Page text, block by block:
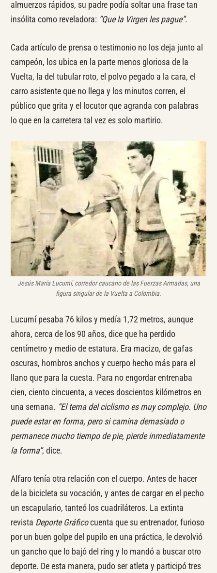
almuerzos rápidos, su padre podía soltar una frase tan
insólita como reveladora: “Que la Virgen les pague”.
Cada artículo de prensa o testimonio no los deja junto al
campeón, los ubica en la parte menos gloriosa de la
Vuelta, la del tubular roto, el polvo pegado a la cara, el
carro asistente que no llega y los minutos corren, el
público que grita y el locutor que agranda con palabras
lo que en la carretera tal vez es solo martirio.
Jesús María Lucumí, corredor caucano de las Fuerzas Armadas, una
figura singular de la Vuelta a Colombia.
Lucumí pesaba 76 kilos y medía 1,72 metros, aunque
ahora, cerca de los 90 años, dice que ha perdido
centímetro y medio de estatura. Era macizo, de gafas
oscuras, hombros anchos y cuerpo hecho más para el
llano que para la cuesta. Para no engordar entrenaba
cien, ciento cincuenta, a veces doscientos kilómetros en
una semana. “El tema del ciclismo es muy complejo. Uno
puede estar en forma, pero si camina demasiado o
permanece mucho tiempo de pie, pierde inmediatamente
la forma”, dice.
Alfaro tenía otra relación con el cuerpo. Antes de hacer
de la bicicleta su vocación, y antes de cargar en el pecho
un escapulario, tanteó los cuadriláteros. La extinta
revista Deporte Gráficocuenta que su entrenador, furioso
por un buen golpe del pupilo en una práctica, le devolvió
un gancho que lo bajó del ring y lo mandó a buscar otro
deporte. De esta manera, pudo ser atleta y participó tres